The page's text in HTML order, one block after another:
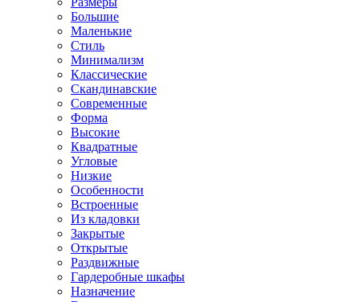
Большие
Маленькие
Стиль
Минимализм
Классические
Скандинавские
Современные
Форма
Высокие
Квадратные
Угловые
Низкие
Особенности
Встроенные
Из кладовки
Закрытые
Открытые
Раздвижные
Гардеробные шкафы
Назначение